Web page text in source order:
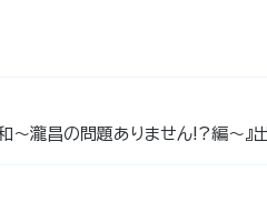
～瀧昌の問題ありません!?編～』